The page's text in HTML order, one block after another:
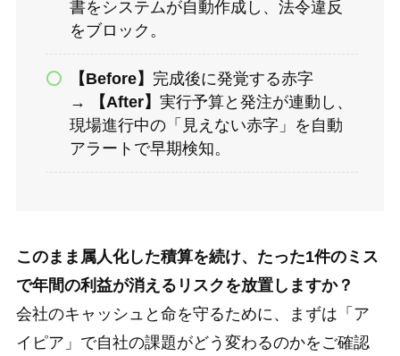
書をシステムが自動作成し、法令違反
をブロック。
【Before】 完成後に発覚する赤字
→
【After】実行予算と発注が連動し、
現場進行中の「見えない赤字」を自動
アラートで早期検知。
このまま属人化した積算を続け、たった1件のミス
で年間の利益が消えるリスクを放置しますか？
会社のキャッシュと命を守るために、まずは「ア
イピア」で自社の課題がどう変わるのかをご確認